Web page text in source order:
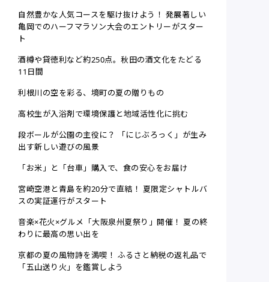
自然豊かな人気コースを駆け抜けよう！ 発展著しい
亀岡でのハーフマラソン大会のエントリーがスター
ト
酒樽や貸徳利など約250点。秋田の酒文化をたどる
11日間
利根川の空を彩る、境町の夏の贈りもの
高校生が入浴剤で環境保護と地域活性化に挑む
段ボールが公園の主役に？ 「にじぶろっく」が生み
出す新しい遊びの風景
「お米」と「台車」購入で、食の安心をお届け
宮崎空港と青島を約20分で直結！ 夏限定シャトルバ
スの実証運行がスタート
音楽×花火×グルメ「大阪泉州夏祭り」開催！ 夏の終
わりに最高の思い出を
京都の夏の風物詩を満喫！ ふるさと納税の返礼品で
「五山送り火」を鑑賞しよう